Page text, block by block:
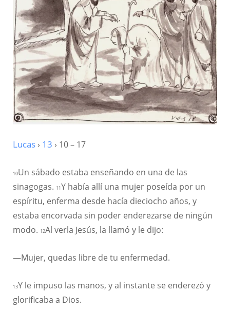
Lucas › 13 › 10 – 17
10Un sábado estaba enseñando en una de las
sinagogas. 11Y había allí una mujer poseída por un
espíritu, enferma desde hacía dieciocho años, y
estaba encorvada sin poder enderezarse de ningún
modo. 12Al verla Jesús, la llamó y le dijo:
—Mujer, quedas libre de tu enfermedad.
13Y le impuso las manos, y al instante se enderezó y
glorificaba a Dios.